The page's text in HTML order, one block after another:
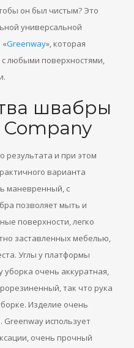
он был чистым? Это
универсальной
«Greenway», которая
с любыми поверхностями,
швабры
Company
результата и при этом
варианта
маневренный, с
позволяет мыть и
поверхности, легко
заставленных мебелью,
Углы у платформы
уборка очень аккуратная,
так что рука
Изделие очень
Greenway использует
очень прочный